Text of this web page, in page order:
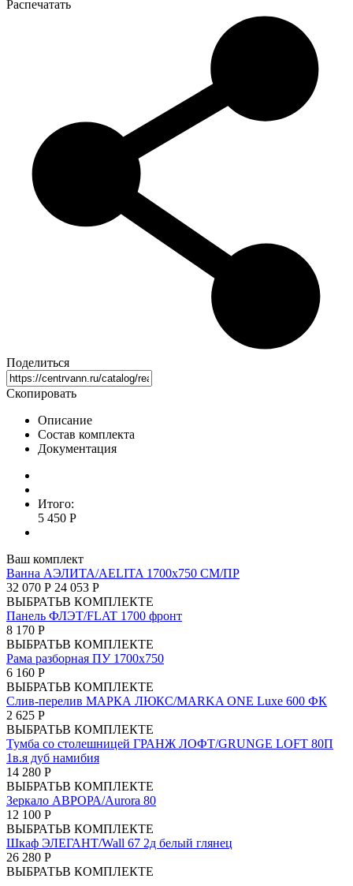
Распечатать
Поделиться
Скопировать
Описание
Состав комплекта
Документация
Итого:
5 450 Р
Ваш комплект
Ванна АЭЛИТА/AELITA 1700х750 СМ/ПР
32 070 Р 24 053 Р
ВЫБРАТЬВ КОМПЛЕКТЕ
Панель ФЛЭТ/FLAT 1700 фронт
8 170 Р
ВЫБРАТЬВ КОМПЛЕКТЕ
Рама разборная ПУ 1700х750
6 160 Р
ВЫБРАТЬВ КОМПЛЕКТЕ
Слив-перелив МАРКА ЛЮКС/MARKA ONE Luxe 600 ФК
2 625 Р
ВЫБРАТЬВ КОМПЛЕКТЕ
Тумба со столешницей ГРАНЖ ЛОФТ/GRUNGE LOFT 80П
1в.я дуб намибия
14 280 Р
ВЫБРАТЬВ КОМПЛЕКТЕ
Зеркало АВРОРА/Aurora 80
12 100 Р
ВЫБРАТЬВ КОМПЛЕКТЕ
Шкаф ЭЛЕГАНТ/Wall 67 2д белый глянец
26 280 Р
ВЫБРАТЬВ КОМПЛЕКТЕ